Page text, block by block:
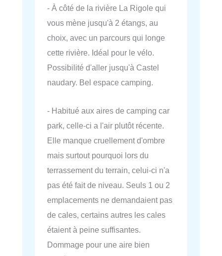
- À côté de la rivière La Rigole qui
vous mène jusqu'à 2 étangs, au
choix, avec un parcours qui longe
cette rivière. Idéal pour le vélo.
Possibilité d'aller jusqu'à Castel
naudary. Bel espace camping.
- Habitué aux aires de camping car
park, celle-ci a l'air plutôt récente.
Elle manque cruellement d'ombre
mais surtout pourquoi lors du
terrassement du terrain, celui-ci n'a
pas été fait de niveau. Seuls 1 ou 2
emplacements ne demandaient pas
de cales, certains autres les cales
étaient à peine suffisantes.
Dommage pour une aire bien